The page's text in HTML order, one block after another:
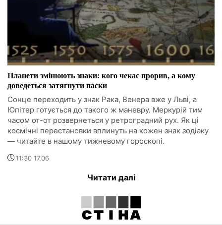
Планети змінюють знаки: кого чекає прорив, а кому
доведеться затягнути паски
Сонце переходить у знак Рака, Венера вже у Льві, а
Юпітер готується до такого ж маневру. Меркурій тим
часом от-от розвернеться у ретроградний рух. Як ці
космічні перестановки вплинуть на кожен знак зодіаку
— читайте в нашому тижневому гороскопі.
11:30 17.06
Читати далі